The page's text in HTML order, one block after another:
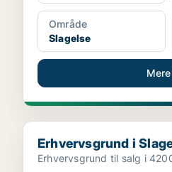
Område
Slagelse
Erhvervsgrund i Slagelse
Erhvervsgrund i
Erhvervsgrund til salg i